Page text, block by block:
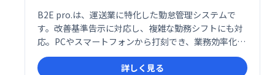
B2E pro.は、運送業に特化した勤怠管理システムで
す。改善基準告示に対応し、複雑な勤務シフトにも対
応。PCやスマートフォンから打刻でき、業務効率化を
実現します。充実の機能で、煩雑な勤怠管理をスムー
ズにサポートします。詳しく見る